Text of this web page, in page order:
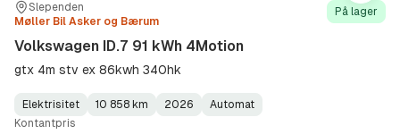
Sted:
Slependen
Forhandler:
Møller Bil Asker og Bærum
På lager
Volkswagen ID.7 91 kWh 4Motion
gtx 4m stv ex 86kwh 340hk
Fuel
Elektrisitet
Kilometerstand:
10 858 km
Model
2026
Gearbox
Automat
Kontantpris